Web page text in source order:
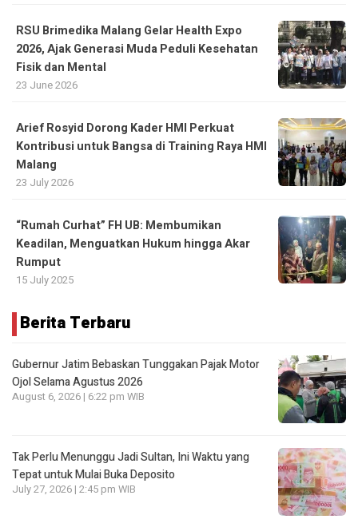
RSU Brimedika Malang Gelar Health Expo
2026, Ajak Generasi Muda Peduli Kesehatan
Fisik dan Mental
23 June 2026
Arief Rosyid Dorong Kader HMI Perkuat
Kontribusi untuk Bangsa di Training Raya HMI
Malang
23 July 2026
“Rumah Curhat” FH UB: Membumikan
Keadilan, Menguatkan Hukum hingga Akar
Rumput
15 July 2025
Berita Terbaru
Gubernur Jatim Bebaskan Tunggakan Pajak Motor
Ojol Selama Agustus 2026
August 6, 2026 | 6:22 pm WIB
Tak Perlu Menunggu Jadi Sultan, Ini Waktu yang
Tepat untuk Mulai Buka Deposito
July 27, 2026 | 2:45 pm WIB